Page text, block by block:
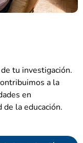
tu investigación.
a la
en
la educación.